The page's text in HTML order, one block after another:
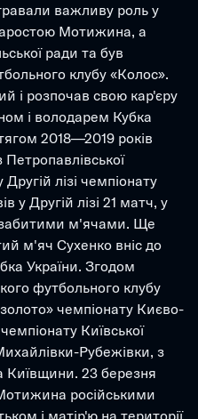
важливу роль у
Мотижина, а
ради та був
клубу «Колос».
і розпочав свою кар'єру
і володарем Кубка
2018—2019 років
лізі чемпіонату
у Другій лізі 21 матч, у
забитими м'ячами. Ще
м'яч Сухенко вніс до
України. Згодом
футбольного клубу
чемпіонату Києво-
Київської
Рубежівки, з
Київщини. 23 березня
російськими
і матір'ю на території